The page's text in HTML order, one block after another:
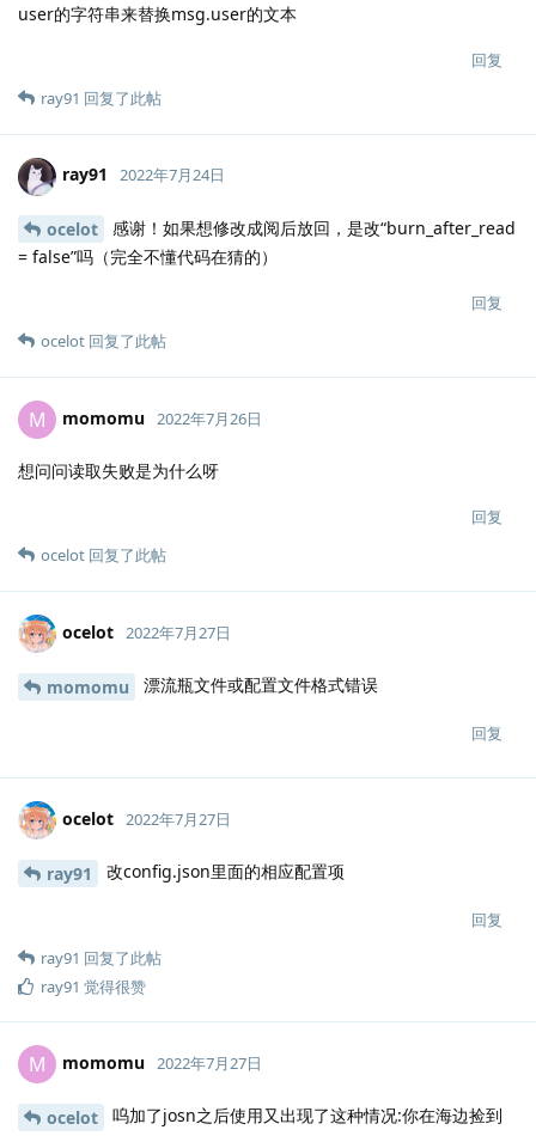
user的字符串来替换msg.user的文本
回复
ray91 回复了此帖
ray91 2022年7月24日
ocelot
感谢！如果想修改成阅后放回，是改“burn_after_read
= false”吗（完全不懂代码在猜的）
回复
ocelot 回复了此帖
M momomu 2022年7月26日
想问问读取失败是为什么呀
回复
ocelot 回复了此帖
ocelot 2022年7月27日
momomu 漂流瓶文件或配置文件格式错误
回复
ocelot 2022年7月27日
ray91 改config.json里面的相应配置项
回复
ray91 回复了此帖
ray91 觉得很赞
M momomu 2022年7月27日
ocelot
呜加了josn之后使用又出现了这种情况:你在海边捡到